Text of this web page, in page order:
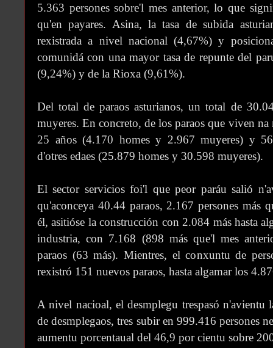
5.363 persones sobre'l mes anterior, lo que
qu'en payares. Asina, la tasa de subida
rexistrada a nivel nacional (4,67%) y
comunidá con una mayor tasa de repunte del
(9,24%) y de la Rioxa (9,61%).
Del total de paraos asturianos, un total de
muyeres. En concreto, de los paraos que viven
25 años (4.170 homes y 2.967 muyeres) y
d'otres edaes (25.879 homes y 30.598 muyeres).
El sector servicios foi'l que peor paráu salió
qu'aconceya 40.44 paraos, 2.167 persones más
él, asitióse la construcción con 2.084 más hasta
industria, con 7.168 (898 más que'l mes
paraos (63 más). Mientres, el conxuntu de
rexistró 151 nuevos paraos, hasta algamar los
A nivel nacioal, el desmplegu trespasó n'avientu
de desmplegaos, tres subir en 999.416 persones
aumentu porcentaual del 46,9 por cientu sobre